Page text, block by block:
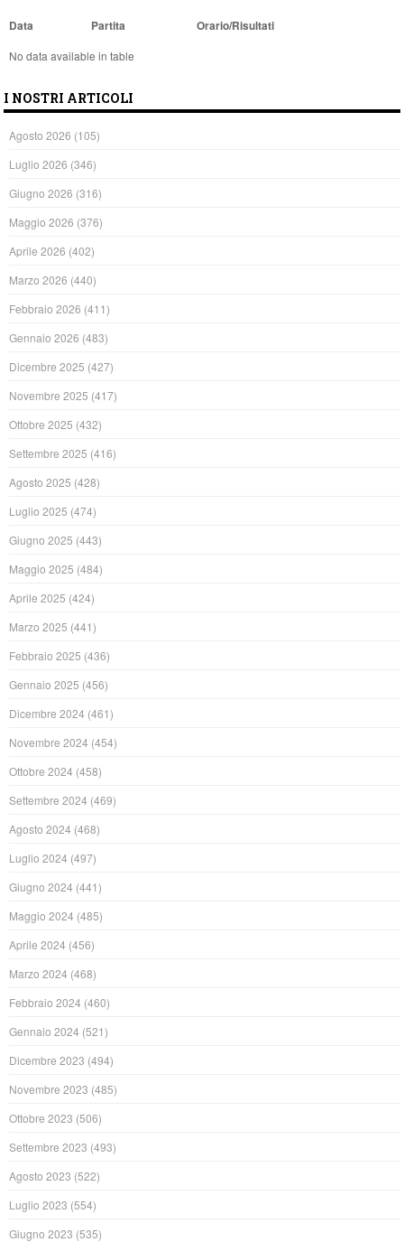
Data Partita Orario/Risultati
No data available in table
I NOSTRI ARTICOLI
Agosto 2026 (105)
Luglio 2026 (346)
Giugno 2026 (316)
Maggio 2026 (376)
Aprile 2026 (402)
Marzo 2026 (440)
Febbraio 2026 (411)
Gennaio 2026 (483)
Dicembre 2025 (427)
Novembre 2025 (417)
Ottobre 2025 (432)
Settembre 2025 (416)
Agosto 2025 (428)
Luglio 2025 (474)
Giugno 2025 (443)
Maggio 2025 (484)
Aprile 2025 (424)
Marzo 2025 (441)
Febbraio 2025 (436)
Gennaio 2025 (456)
Dicembre 2024 (461)
Novembre 2024 (454)
Ottobre 2024 (458)
Settembre 2024 (469)
Agosto 2024 (468)
Luglio 2024 (497)
Giugno 2024 (441)
Maggio 2024 (485)
Aprile 2024 (456)
Marzo 2024 (468)
Febbraio 2024 (460)
Gennaio 2024 (521)
Dicembre 2023 (494)
Novembre 2023 (485)
Ottobre 2023 (506)
Settembre 2023 (493)
Agosto 2023 (522)
Luglio 2023 (554)
Giugno 2023 (535)